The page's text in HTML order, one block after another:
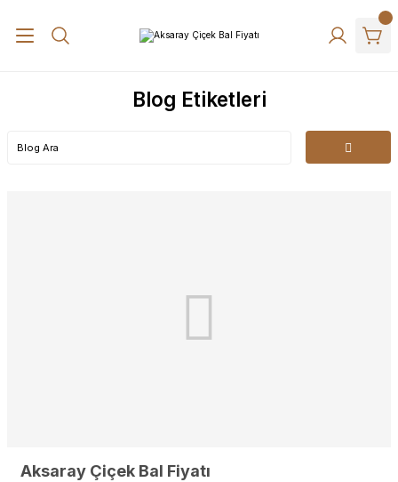
Blog Etiketleri
Aksaray Çiçek Bal Fiyatı